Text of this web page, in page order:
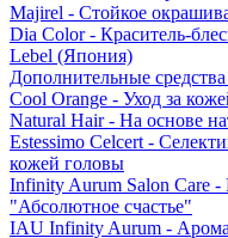
Majirel - Стойкое
Dia Color - Краситель-
Lebel (Япония)
Дополнительные
Cool Orange - Уход за
Natural Hair - На основе
Estessimo Celcert -
кожей головы
Infinity Aurum Salon Care
"Абсолютное счастье"
IAU Infinity Aurum -